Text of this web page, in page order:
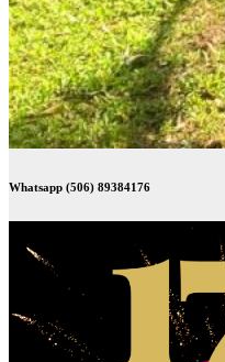
Whatsapp (506) 89384176